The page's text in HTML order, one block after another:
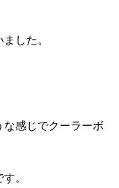
した。
な感じでクーラーボ
。